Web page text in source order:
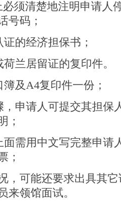
须清楚地注明申请人
号码；
的经济担保书；
兰居留证的复印件。
及A4复印件一份；
申请人可提交其担保
；
需用中文写完整申请
；
，可能还要求出具其
来领馆面试。